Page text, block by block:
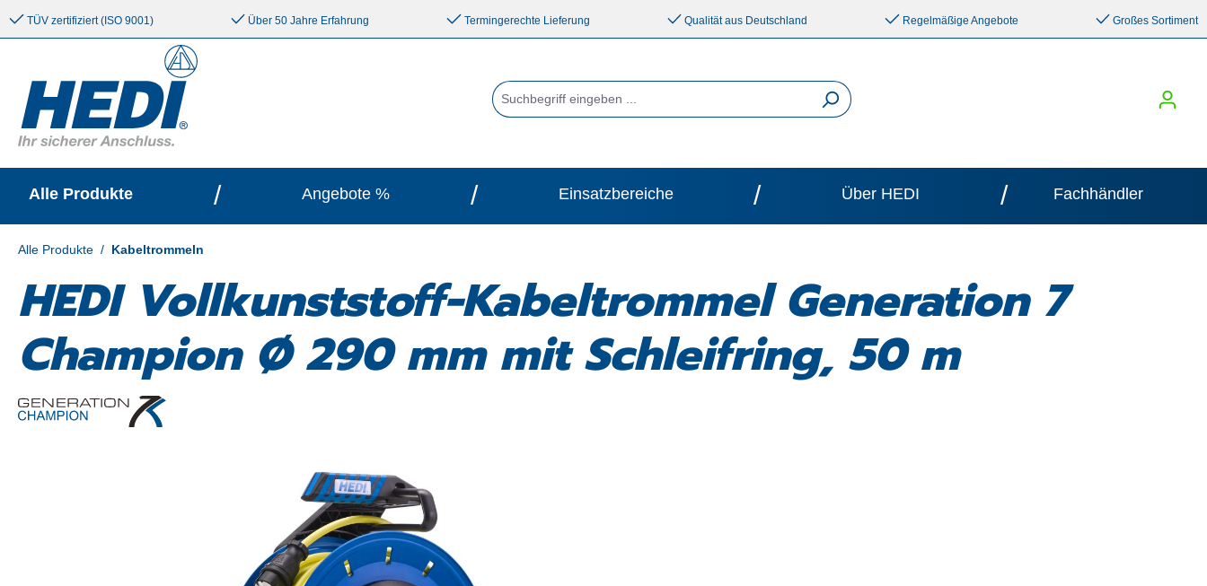
springen Zur Hauptnavigation springen
TÜV zertifiziert (ISO 9001) Über 50 Jahre Erfahrung Termingerechte Lieferung Qualität aus Deutschland Regelmäßige Angebote Großes Sortiment
Alle Produkte / Angebote % / Einsatzbereiche / Über HEDI / Fachhändler
Alle Produkte / Kabeltrommeln
HEDI Vollkunststoff-Kabeltrommel Generation 7
Champion Ø 290 mm mit Schleifring, 50 m